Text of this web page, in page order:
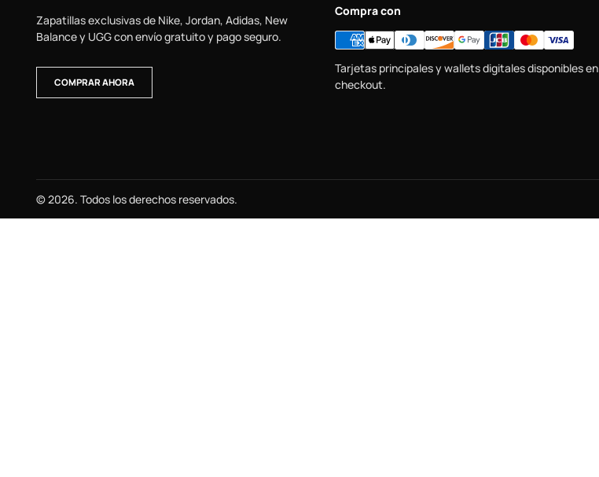
Zapatillas exclusivas de Nike, Jordan, Adidas, New
Balance y UGG con envío gratuito y pago seguro.
COMPRAR AHORA
Compra con
Tarjetas principales y wallets digitales disponibles en
checkout.
© 2026. Todos los derechos reservados.